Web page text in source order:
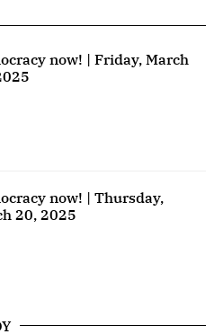
now! | Friday, March
now! | Thursday,
20, 2025